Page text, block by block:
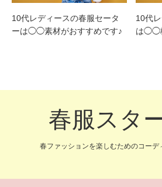
10代レディースの春服セータ
ーは◯◯素材がおすすめです♪
10代
は◯◯
春服スタ
春ファッションを楽しむためのコーデ